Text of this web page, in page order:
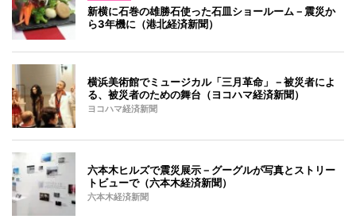
新横に石巻の雄勝石使った石皿ショールーム－震災か
ら3年機に（港北経済新聞）
横浜美術館でミュージカル「三月革命」－被災者によ
る、被災者のための舞台（ヨコハマ経済新聞）
ヨコハマ経済新聞
六本木ヒルズで震災展示－グーグルが写真とストリー
トビューで（六本木経済新聞）
六本木経済新聞